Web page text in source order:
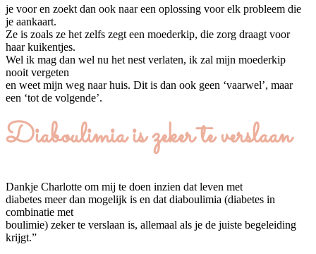
je voor en zoekt dan ook naar een oplossing voor elk probleem die
je aankaart.
Ze is zoals ze het zelfs zegt een moederkip, die zorg draagt voor
haar kuikentjes.
Wel ik mag dan wel nu het nest verlaten, ik zal mijn moederkip
nooit vergeten
en weet mijn weg naar huis. Dit is dan ook geen ‘vaarwel’, maar
een ‘tot de volgende’.
Diaboulimia is zeker te verslaan
Dankje Charlotte om mij te doen inzien dat leven met
diabetes meer dan mogelijk is en dat diaboulimia (diabetes in
combinatie met
boulimie) zeker te verslaan is, allemaal als je de juiste begeleiding
krijgt.”